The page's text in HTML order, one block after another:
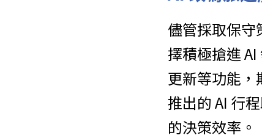
儘管採取保
擇積極搶進
更新等功能
推出的 AI 行
的決策效率。